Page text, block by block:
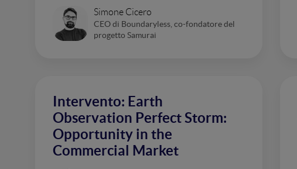
Simone Cicero
CEO di Boundaryless, co-fondatore del
progetto Samurai
Intervento: Earth
Observation Perfect Storm:
Opportunity in the
Commercial Market